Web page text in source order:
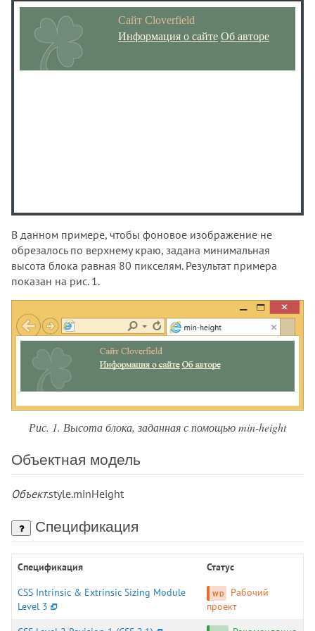
</footer>
body>
html >
В данном примере, чтобы фоновое изображение не
обрезалось по верхнему краю, задана минимальная
высота блока равная 80 пикселям. Результат примера
показан на рис. 1.
Рис. 1. Высота блока, заданная с помощью min-height
Объектная модель
Объект.style.minHeight
Спецификация
Спецификация
Статус
CSS Intrinsic & Extrinsic Sizing Module
Level 3
Рабочий
проект
font-variant-caps
font-weight
grid-auto-columns
hyphenate-limit-chars
hyphens
image-orientation
image-rendering
image-resolution
inline-size
inset-block
inset-block-end
inset-inline-start
justify-content
justify-items
left
line-break
line-height